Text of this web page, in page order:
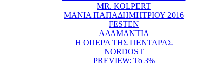
MR. KOLPERT
ΜΑΝΙΑ ΠΑΠΑΔΗΜΗΤΡΙΟΥ 2016
FESTEN
ΑΔΑΜΑΝΤΙΑ
Η ΟΠΕΡΑ ΤΗΣ ΠΕΝΤΑΡΑΣ
NORDOST
PREVIEW: Το 3%